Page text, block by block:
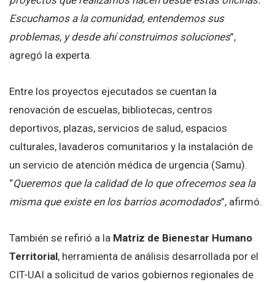
Escuchamos a la comunidad, entendemos sus
problemas, y desde ahí construimos soluciones”,
agregó la experta.
Entre los proyectos ejecutados se cuentan la
renovación de escuelas, bibliotecas, centros
deportivos, plazas, servicios de salud, espacios
culturales, lavaderos comunitarios y la instalación de
un servicio de atención médica de urgencia (Samu).
“Queremos que la calidad de lo que ofrecemos sea la
misma que existe en los barrios acomodados”, afirmó.
También se refirió a la Matriz de Bienestar Humano
Territorial, herramienta de análisis desarrollada por el
CIT-UAI a solicitud de varios gobiernos regionales de